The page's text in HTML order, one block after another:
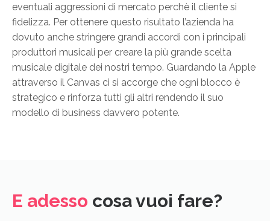
eventuali aggressioni di mercato perchè il cliente si
fidelizza. Per ottenere questo risultato l’azienda ha
dovuto anche stringere grandi accordi con i principali
produttori musicali per creare la più grande scelta
musicale digitale dei nostri tempo. Guardando la Apple
attraverso il Canvas ci si accorge che ogni blocco è
strategico e rinforza tutti gli altri rendendo il suo
modello di business davvero potente.
E adesso cosa vuoi fare?